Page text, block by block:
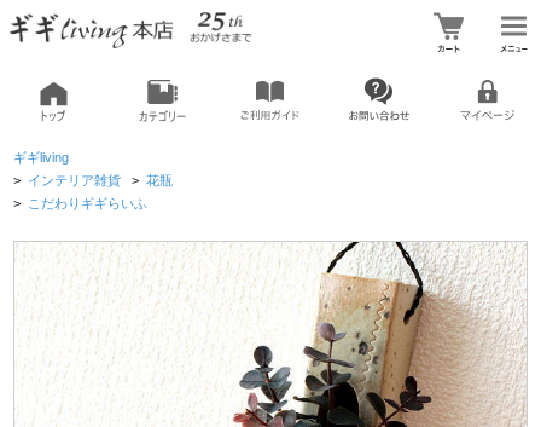
ギギliving
> インテリア雑貨 > 花瓶
> こだわりギギらいふ